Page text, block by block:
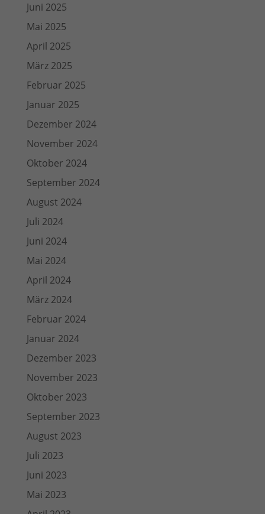
Juni 2025
Mai 2025
April 2025
März 2025
Februar 2025
Januar 2025
Dezember 2024
November 2024
Oktober 2024
September 2024
August 2024
Juli 2024
Juni 2024
Mai 2024
April 2024
März 2024
Februar 2024
Januar 2024
Dezember 2023
November 2023
Oktober 2023
September 2023
August 2023
Juli 2023
Juni 2023
Mai 2023